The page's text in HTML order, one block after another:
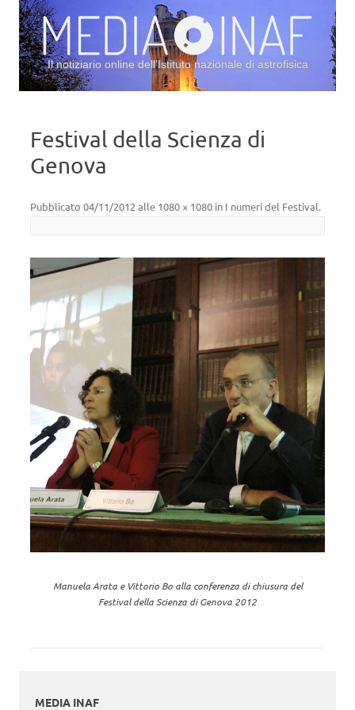
Il notiziario online dell’Istituto nazionale di astrofisica
Festival della Scienza di
Genova
Pubblicato 04/11/2012 alle 1080 × 1080 in I numeri del Festival.
Manuela Arata e Vittorio Bo alla conferenza di chiusura del
Festival della Scienza di Genova 2012
MEDIA INAF